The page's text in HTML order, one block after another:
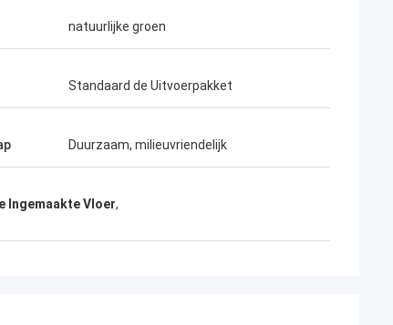
natuurlijke groen
Standaard de Uitvoerpakket
Duurzaam, milieuvriendelijk
Ingemaakte Vloer,